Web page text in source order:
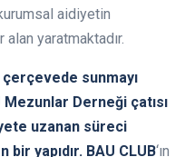
aidiyetin
yaratmaktadır.
sunmayı
Derneği çatısı
uzanan süreci
yapıdır. BAU CLUB‘ın